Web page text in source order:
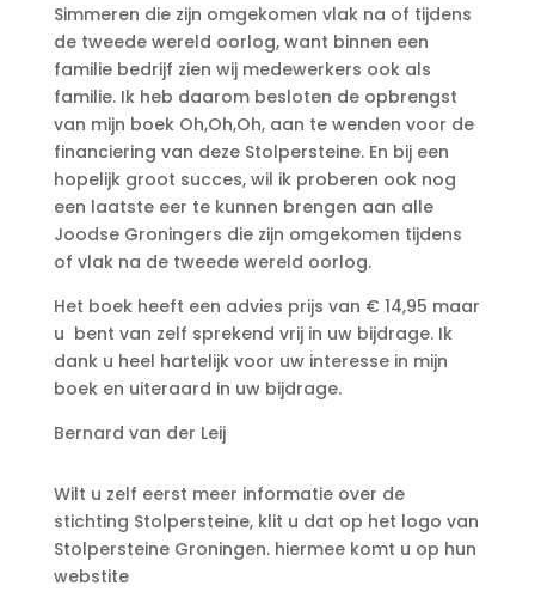
Simmeren die zijn omgekomen vlak na of tijdens
de tweede wereld oorlog, want binnen een
familie bedrijf zien wij medewerkers ook als
familie. Ik heb daarom besloten de opbrengst
van mijn boek Oh,Oh,Oh, aan te wenden voor de
financiering van deze Stolpersteine. En bij een
hopelijk groot succes, wil ik proberen ook nog
een laatste eer te kunnen brengen aan alle
Joodse Groningers die zijn omgekomen tijdens
of vlak na de tweede wereld oorlog.
Het boek heeft een advies prijs van € 14,95 maar
u bent van zelf sprekend vrij in uw bijdrage. Ik
dank u heel hartelijk voor uw interesse in mijn
boek en uiteraard in uw bijdrage.
Bernard van der Leij
Wilt u zelf eerst meer informatie over de
stichting Stolpersteine, klit u dat op het logo van
Stolpersteine Groningen. hiermee komt u op hun
webstite